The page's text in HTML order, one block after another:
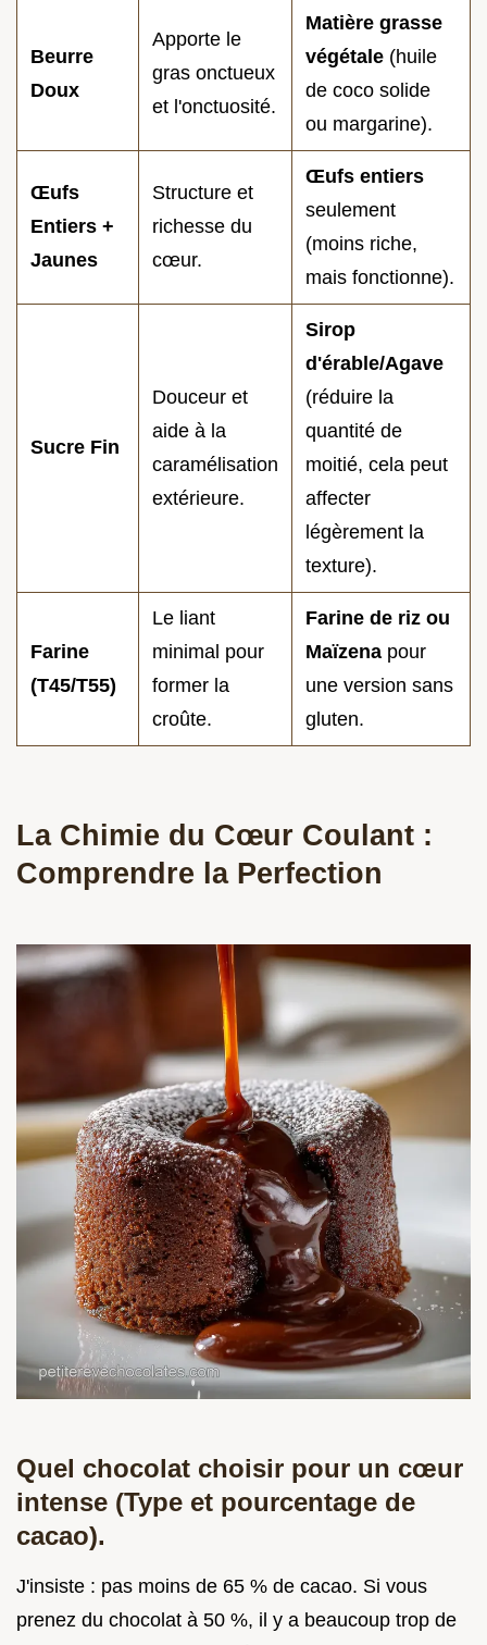
Beurre
Doux
Apporte le
gras onctueux
et l'onctuosité.
Matière grasse
végétale (huile
de coco solide
ou margarine).
Œufs
Entiers +
Jaunes
Structure et
richesse du
cœur.
Œufs entiers
seulement
(moins riche,
mais fonctionne).
Sucre Fin
Douceur et
aide à la
caramélisation
extérieure.
Sirop
d'érable/Agave
(réduire la
quantité de
moitié, cela peut
affecter
légèrement la
texture).
Farine
(T45/T55)
Le liant
minimal pour
former la
croûte.
Farine de riz ou
Maïzena pour
une version sans
gluten.
La Chimie du Cœur Coulant :
Comprendre la Perfection
Quel chocolat choisir pour un cœur
intense (Type et pourcentage de
cacao).
J'insiste : pas moins de 65 % de cacao. Si vous
prenez du chocolat à 50 %, il y a beaucoup trop de